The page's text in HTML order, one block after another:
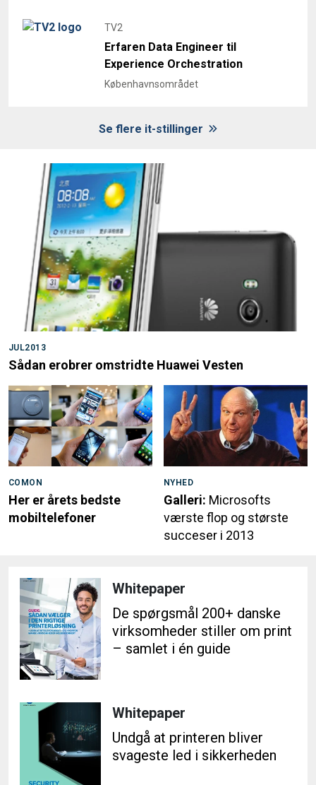
TV2
Erfaren Data Engineer til
Experience Orchestration
Københavnsområdet
Se flere it-stillinger
JUL2013
Sådan erobrer omstridte Huawei Vesten
COMON
Her er årets bedste
mobiltelefoner
NYHED
Galleri: Microsofts
værste flop og største
succeser i 2013
Whitepaper
De spørgsmål 200+ danske
virksomheder stiller om print
– samlet i én guide
Whitepaper
Undgå at printeren bliver
svageste led i sikkerheden